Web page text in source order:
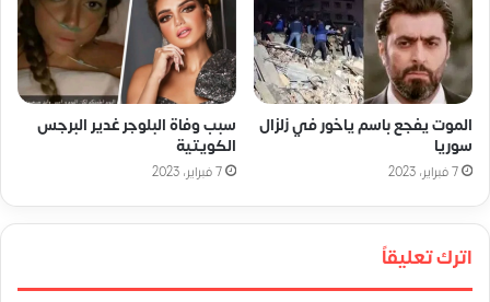
الموت يفجع باسم ياخور في زلزال
سوريا
7 فبراير، 2023
سبب وفاة البلوجر غدير البرجس
الكويتية
7 فبراير، 2023
اترك تعليقاً